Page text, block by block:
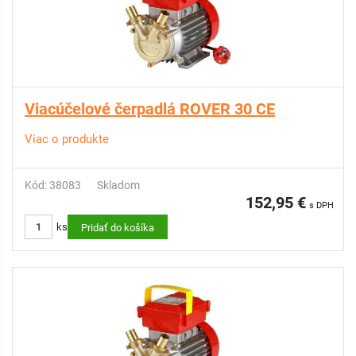
Viacúčelové čerpadlá ROVER 30 CE
Viac o produkte
Kód: 38083 Skladom
152,95 € s DPH
ks Pridať do košíka